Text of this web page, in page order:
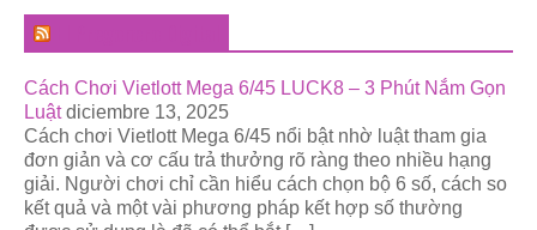
Cách Chơi Vietlott Mega 6/45 LUCK8 – 3 Phút Nắm Gọn
Luật diciembre 13, 2025
Cách chơi Vietlott Mega 6/45 nổi bật nhờ luật tham gia
đơn giản và cơ cấu trả thưởng rõ ràng theo nhiều hạng
giải. Người chơi chỉ cần hiểu cách chọn bộ 6 số, cách so
kết quả và một vài phương pháp kết hợp số thường